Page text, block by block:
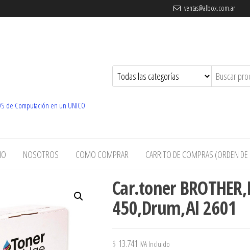
ventas@albox.com.ar
de Computación en un UNICO
NOSOTROS COMO COMPRAR CARRITO DE COMPRAS (ORDEN
Car.toner
450,Drum,Al 2601
$ 13.741 IVA Incluido